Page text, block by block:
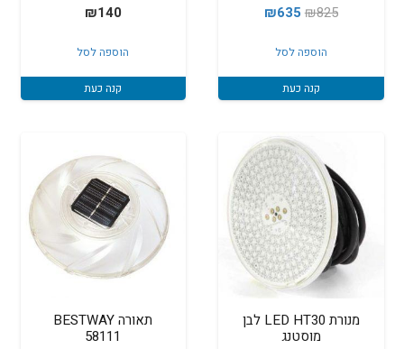
₪825
המחיר
היה:
₪825.
₪635
₪635.
הוספה לסל
קנה כעת
₪140
הוספה לסל
קנה כעת
מנורת LED HT30 לבן
מוסטנג
תאורה BESTWAY
58111